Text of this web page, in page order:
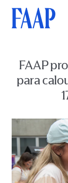
FAAP
para